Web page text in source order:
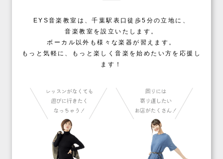
EYS音楽教室は、千葉駅表口徒歩5分の立地に、
音楽教室を設立いたします。
ボーカル以外も様々な楽器が習えます。
もっと気軽に、もっと楽しく音楽を始めたい方を応援し
ます！